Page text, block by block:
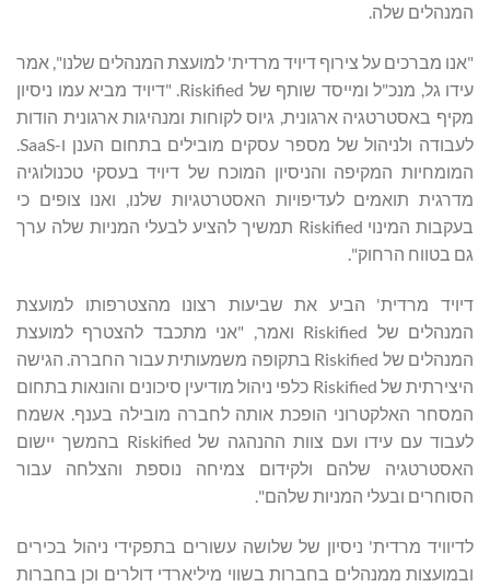
המנהלים שלה.
"אנו מברכים על צירוף דיויד מרדית' למועצת המנהלים שלנו", אמר
עידו גל, מנכ"ל ומייסד שותף של Riskified. "דיויד מביא עמו ניסיון
מקיף באסטרטגיה ארגונית, גיוס לקוחות ומנהיגות ארגונית הודות
לעבודה ולניהול של מספר עסקים מובילים בתחום הענן ו-SaaS.
המומחיות המקיפה והניסיון המוכח של דיויד בעסקי טכנולוגיה
מדרגית תואמים לעדיפויות האסטרטגיות שלנו, ואנו צופים כי
בעקבות המינוי Riskified תמשיך להציע לבעלי המניות שלה ערך
גם בטווח הרחוק".
דיויד מרדית' הביע את שביעות רצונו מהצטרפותו למועצת
המנהלים של Riskified ואמר, "אני מתכבד להצטרף למועצת
המנהלים של Riskified בתקופה משמעותית עבור החברה. הגישה
היצירתית של Riskified כלפי ניהול מודיעין סיכונים והונאות בתחום
המסחר האלקטרוני הופכת אותה לחברה מובילה בענף. אשמח
לעבוד עם עידו ועם צוות ההנהגה של Riskified בהמשך יישום
האסטרטגיה שלהם ולקידום צמיחה נוספת והצלחה עבור
הסוחרים ובעלי המניות שלהם".
לדיוויד מרדית' ניסיון של שלושה עשורים בתפקידי ניהול בכירים
ובמועצות ממנהלים בחברות בשווי מיליארדי דולרים וכן בחברות